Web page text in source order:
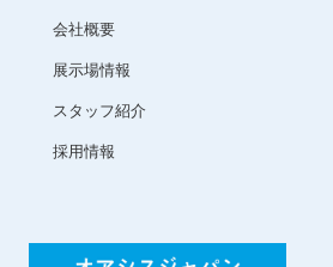
会社概要
展示場情報
スタッフ紹介
採用情報